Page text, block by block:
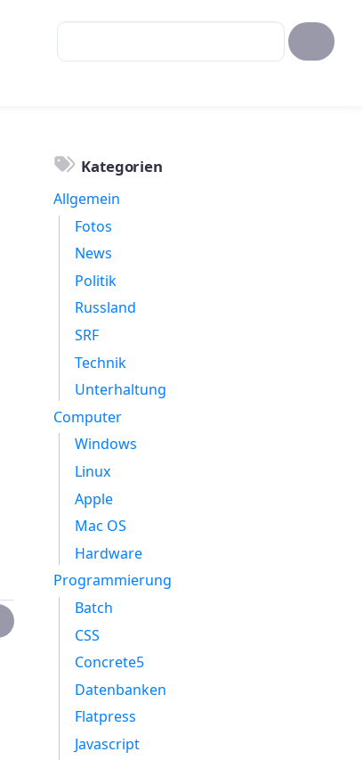
Kategorien
Allgemein
Fotos
News
Politik
Russland
SRF
Technik
Unterhaltung
Computer
Windows
Linux
Apple
Mac OS
Hardware
Programmierung
Batch
CSS
Concrete5
Datenbanken
Flatpress
Javascript